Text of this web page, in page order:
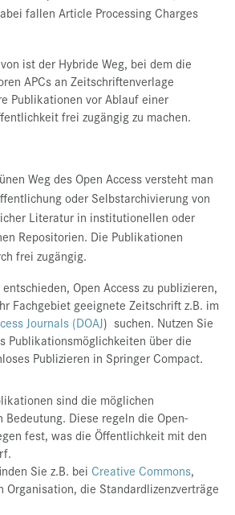
fallen Article Processing Charges
ist der Hybride Weg, bei dem die
APCs an Zeitschriftenverlage
Publikationen vor Ablauf einer
frei zugängig zu machen.
Weg des Open Access versteht man
oder Selbstarchivierung von
Literatur in institutionellen oder
Repositorien. Die Publikationen
frei zugängig.
Open Access zu publizieren,
Fachgebiet geeignete Zeitschrift z.B. im
Journals (DOAJ) suchen. Nutzen Sie
Publikationsmöglichkeiten über die
Publizieren in Springer Compact.
sind die möglichen
Bedeutung. Diese regeln die Open-
fest, was die Öffentlichkeit mit den
Sie z.B. bei Creative Commons,
Organisation, die Standardlizenzverträge